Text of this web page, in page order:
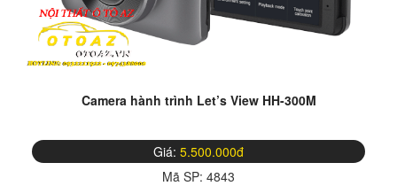
Camera hành trình Let’s View HH-300M
Giá: 5.500.000đ
Mã SP: 4843